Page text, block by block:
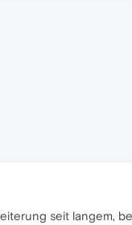
seit langem,